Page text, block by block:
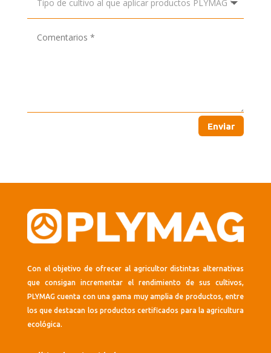
Enviar
Con el objetivo de ofrecer al agricultor distintas alternativas
que consigan incrementar el rendimiento de sus cultivos,
PLYMAG cuenta con una gama muy amplia de productos, entre
los que destacan los productos certificados para la agricultura
ecológica.